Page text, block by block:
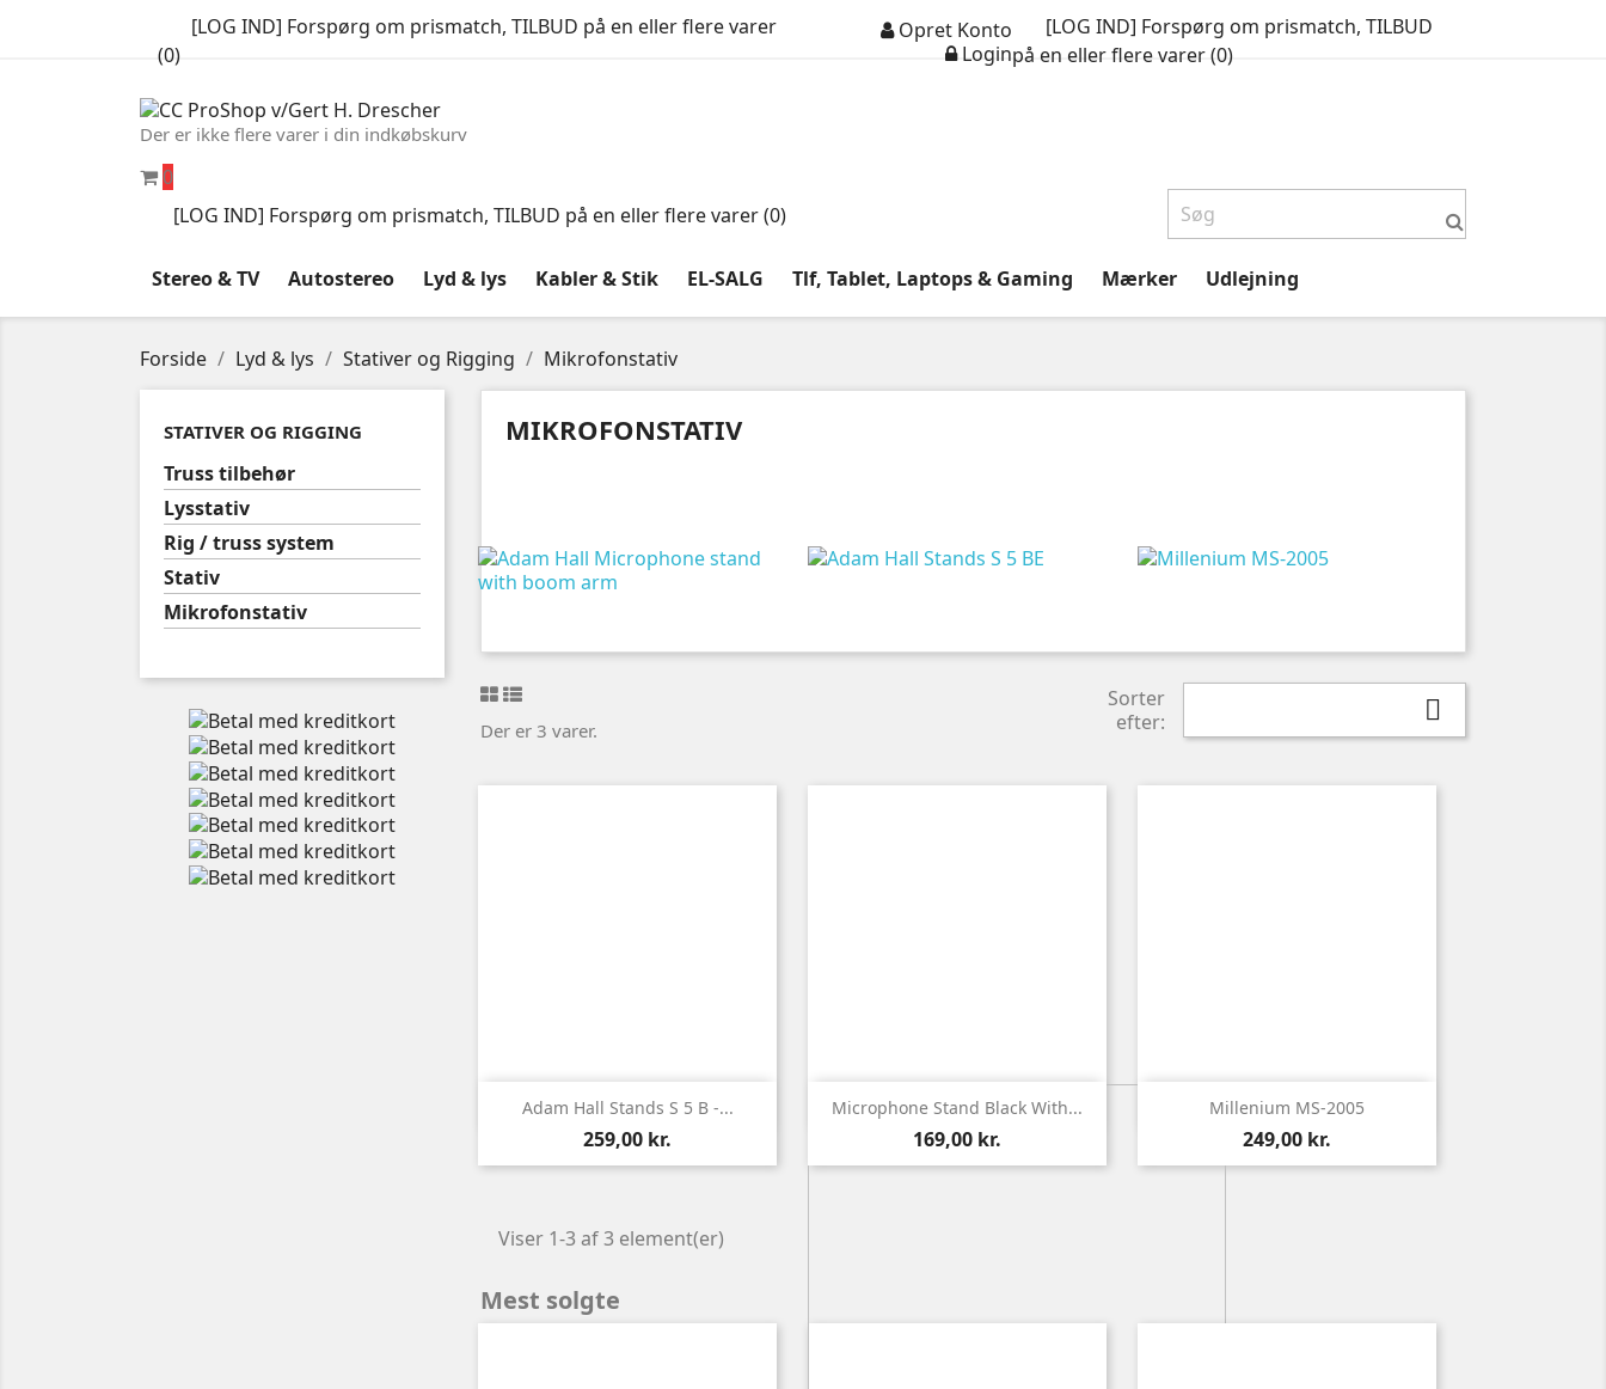
[LOG IND] Forspørg om prismatch, TILBUD på en eller flere varer
(0)
Opret Konto
Login
[LOG IND] Forspørg om prismatch, TILBUD
på en eller flere varer (0)
Der er ikke flere varer i din indkøbskurv
0
[LOG IND] Forspørg om prismatch, TILBUD på en eller flere varer (0)
Stereo & TV Autostereo Lyd & lys Kabler & Stik EL-SALG Tlf, Tablet, Laptops & Gaming Mærker Udlejning
Forside Lyd & lys Stativer og Rigging Mikrofonstativ
STATIVER OG RIGGING
Truss tilbehør
Lysstativ
Rig / truss system
Stativ
Mikrofonstativ
MIKROFONSTATIV
Der er 3 varer.
Sorter
efter:

 Vis
Adam Hall Stands S 5 B -...
259,00 kr.
 Vis
Microphone Stand Black With...
169,00 kr.
 Vis
Millenium MS-2005
249,00 kr.
Viser 1-3 af 3 element(er)
Mest solgte